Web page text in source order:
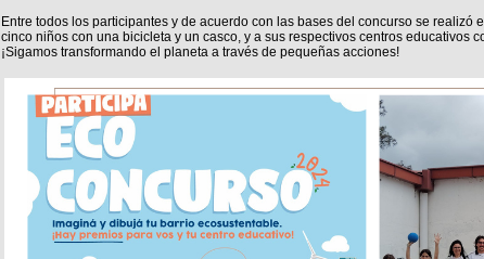
Entre todos los participantes y de acuerdo con las bases del concurso se realizó
cinco niños con una bicicleta y un casco, y a sus respectivos centros educativos
¡Sigamos transformando el planeta a través de pequeñas acciones!